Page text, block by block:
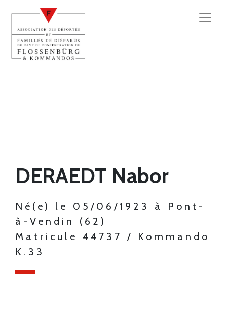
DERAEDT Nabor
Né(e) le 05/06/1923 à Pont-
à-Vendin (62)
Matricule 44737 / Kommando
K.33